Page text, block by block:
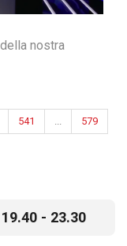
nostra
541 579
- 23.30